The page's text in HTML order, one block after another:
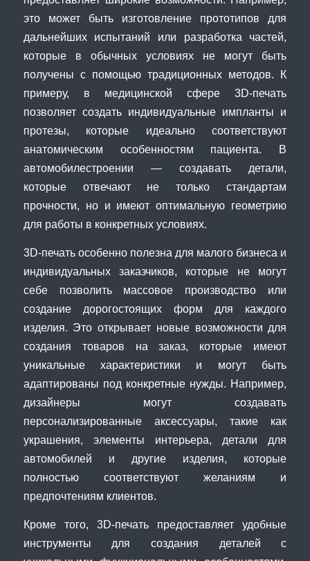
это может быть изготовление прототипов для
дальнейших испытаний или разработка частей,
которые в обычных условиях не могут быть
получены с помощью традиционных методов. К
примеру, в медицинской сфере 3D-печать
позволяет создать индивидуальные импланты и
протезы, которые идеально соответствуют
анатомическим особенностям пациента. В
автомобилестроении — создавать детали,
которые отвечают не только стандартам
прочности, но и имеют оптимальную геометрию
для работы в конкретных условиях.
3D-печать особенно полезна для малого бизнеса и
индивидуальных заказчиков, которые не могут
себе позволить массовое производство или
создание дорогостоящих форм для каждого
изделия. Это открывает новые возможности для
создания товаров на заказ, которые имеют
уникальные характеристики и могут быть
адаптированы под конкретные нужды. Например,
дизайнеры могут создавать
персонализированные аксессуары, такие как
украшения, элементы интерьера, детали для
автомобилей и другие изделия, которые
полностью соответствуют желаниям и
предпочтениям клиентов.
Кроме того, 3D-печать предоставляет удобные
инструменты для создания деталей с